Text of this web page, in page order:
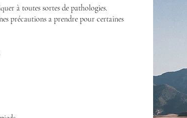
à toutes sortes de pathologies.
précautions a prendre pour certaines